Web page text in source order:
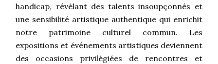
handicap, révélant des talents insoupçonnés et
une sensibilité artistique authentique qui enrichit
notre patrimoine culturel commun. Les
expositions et événements artistiques deviennent
des occasions privilégiées de rencontres et